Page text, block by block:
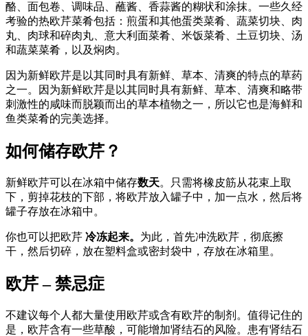
酪、面包卷、调味品、蘸酱、香蒜酱的糊状和涂抹。一些久经
考验的热欧芹菜肴包括：煎蛋和其他蛋类菜肴、蔬菜切块、肉
丸、肉球和碎肉丸、意大利面菜肴、米饭菜肴、土豆切块、汤
和蔬菜菜肴，以及焖肉。
因为新鲜欧芹是以其同时具有新鲜、草本、清爽的特点的草药
之一。因为新鲜欧芹是以其同时具有新鲜、草本、清爽和略带
刺激性的咸味而脱颖而出的草本植物之一，所以它也是海鲜和
鱼类菜肴的完美选择。
如何储存欧芹？
新鲜欧芹可以在冰箱中储存数天。只需将橡皮筋从花束上取
下，剪掉花枝的下部，将欧芹放入罐子中，加一点水，然后将
罐子存放在冰箱中。
你也可以把欧芹 冷冻起来。 为此，首先冲洗欧芹，彻底擦
干，然后切碎，放在塑料盒或密封袋中，存放在冰箱里。
欧芹 – 禁忌症
不建议每个人都大量使用欧芹或含有欧芹的制剂。值得记住的
是，欧芹含有一些草酸，可能增加肾结石的风险。患有肾结石